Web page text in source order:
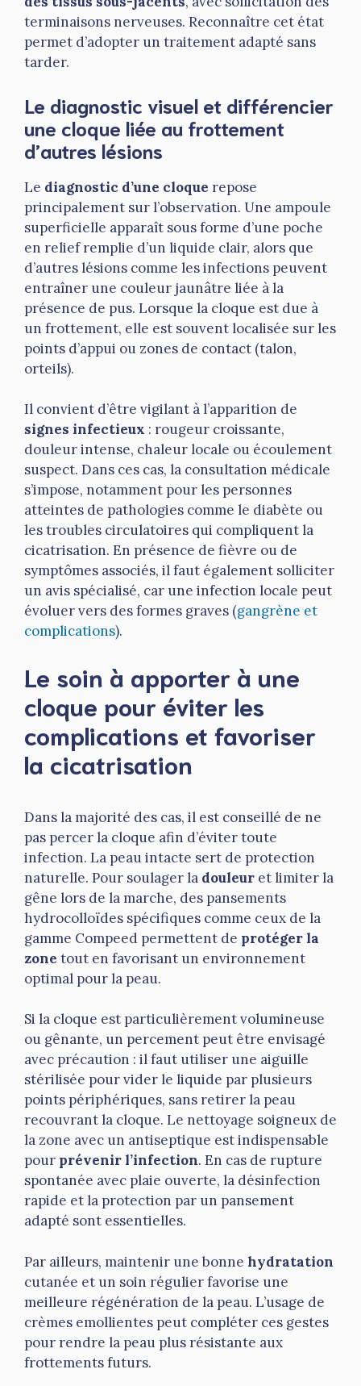
terminaisons nerveuses. Reconnaître cet état
permet d’adopter un traitement adapté sans
tarder.
Le diagnostic visuel et différencier
une cloque liée au frottement
d’autres lésions
Le diagnostic d’une cloque repose
principalement sur l’observation. Une ampoule
superficielle apparaît sous forme d’une poche
en relief remplie d’un liquide clair, alors que
d’autres lésions comme les infections peuvent
entraîner une couleur jaunâtre liée à la
présence de pus. Lorsque la cloque est due à
un frottement, elle est souvent localisée sur les
points d’appui ou zones de contact (talon,
orteils).
Il convient d’être vigilant à l’apparition de
signes infectieux : rougeur croissante,
douleur intense, chaleur locale ou écoulement
suspect. Dans ces cas, la consultation médicale
s’impose, notamment pour les personnes
atteintes de pathologies comme le diabète ou
les troubles circulatoires qui compliquent la
cicatrisation. En présence de fièvre ou de
symptômes associés, il faut également solliciter
un avis spécialisé, car une infection locale peut
évoluer vers des formes graves (gangrène et
complications).
Le soin à apporter à une
cloque pour éviter les
complications et favoriser
la cicatrisation
Dans la majorité des cas, il est conseillé de ne
pas percer la cloque afin d’éviter toute
infection. La peau intacte sert de protection
naturelle. Pour soulager la douleur et limiter la
gêne lors de la marche, des pansements
hydrocolloïdes spécifiques comme ceux de la
gamme Compeed permettent de protéger la
zone tout en favorisant un environnement
optimal pour la peau.
Si la cloque est particulièrement volumineuse
ou gênante, un percement peut être envisagé
avec précaution : il faut utiliser une aiguille
stérilisée pour vider le liquide par plusieurs
points périphériques, sans retirer la peau
recouvrant la cloque. Le nettoyage soigneux de
la zone avec un antiseptique est indispensable
pour prévenir l’infection. En cas de rupture
spontanée avec plaie ouverte, la désinfection
rapide et la protection par un pansement
adapté sont essentielles.
Par ailleurs, maintenir une bonne hydratation
cutanée et un soin régulier favorise une
meilleure régénération de la peau. L’usage de
crèmes emollientes peut compléter ces gestes
pour rendre la peau plus résistante aux
frottements futurs.